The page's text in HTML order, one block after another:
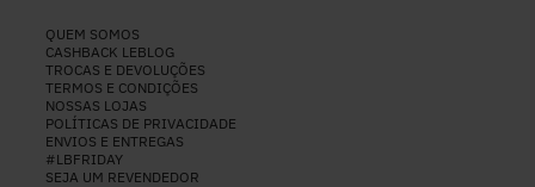
QUEM SOMOS
CASHBACK LEBLOG
TROCAS E DEVOLUÇÕES
TERMOS E CONDIÇÕES
NOSSAS LOJAS
POLÍTICAS DE PRIVACIDADE
ENVIOS E ENTREGAS
#LBFRIDAY
SEJA UM REVENDEDOR